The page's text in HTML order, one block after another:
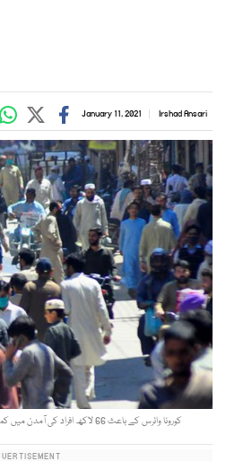
Irshad Ansari
January 11, 2021
کورونا وائرس کے باعث 66 لاکھ افراد کی آمدن میں کمی ہوئی، وفاقی ادارہ شماریات۔ فوٹو : فائل